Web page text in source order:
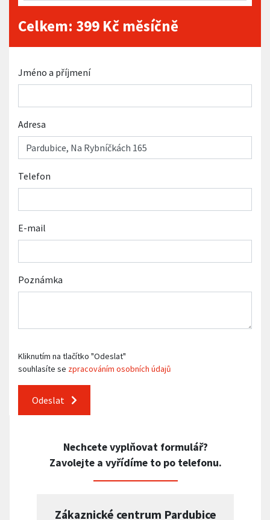
Celkem: 399 Kč měsíčně
Jméno a příjmení
Adresa
Telefon
E-mail
Poznámka
Kliknutím na tlačítko "Odeslat"
souhlasíte se zpracováním osobních údajů
Odeslat
Nechcete vyplňovat formulář?
Zavolejte a vyřídíme to po telefonu.
Zákaznické centrum Pardubice